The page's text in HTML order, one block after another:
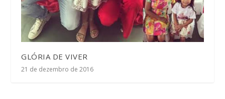
GLÓRIA DE VIVER
21 de dezembro de 2016